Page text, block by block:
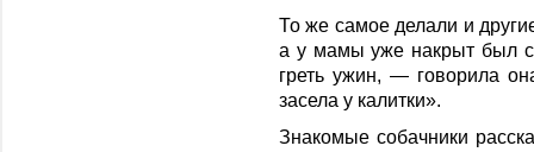
То же самое делали и
а у мамы уже накрыт был
греть ужин, — говорила
засела у калитки».
Знакомые собачники